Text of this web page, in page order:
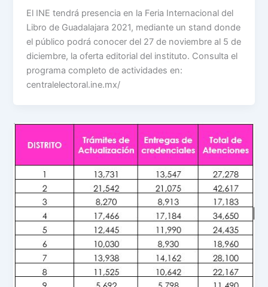
El INE tendrá presencia en la Feria Internacional del
Libro de Guadalajara 2021, mediante un stand donde
el público podrá conocer del 27 de noviembre al 5 de
diciembre, la oferta editorial del instituto. Consulta el
programa completo de actividades en:
centralelectoral.ine.mx/